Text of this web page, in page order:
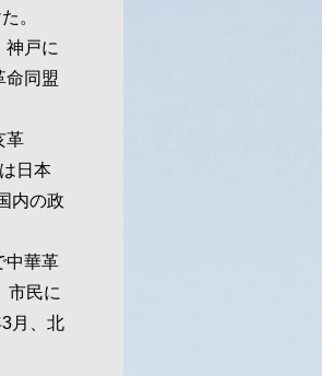
。
神戸に
命同盟
革
日本
内の政
中華革
市民に
月、北